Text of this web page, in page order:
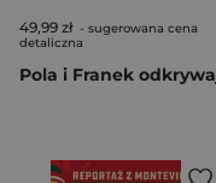
49,99 zł - sugerowana cena
detaliczna